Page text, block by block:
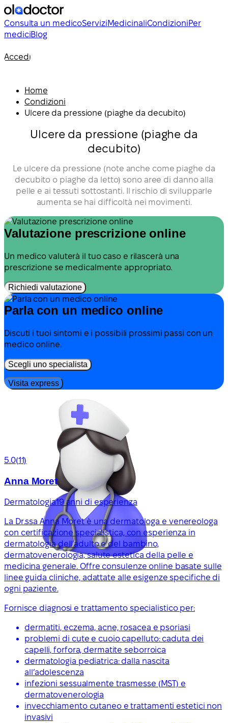
Consulta un medicoServiziMedicinaliCondizioniPer
mediciBlog
Accedi
Home
Condizioni
Ulcere da pressione (piaghe da decubito)
Ulcere da pressione (piaghe da
decubito)
Le ulcere da pressione (note anche come piaghe da
decubito o piaghe da letto) sono aree di danno alla
pelle e ai tessuti sottostanti. Il rischio di svilupparle
aumenta se hai difficoltà nei movimenti.
Valutazione prescrizione online
Un medico valuterà il tuo caso e rilascerà una
prescrizione se medicalmente appropriato.
Richiedi valutazione
Parla con un medico online
Discuti i tuoi sintomi e i possibili prossimi passi con un
medico online.
Scegli uno specialista
Visita express
5.0(11)
Anna Moret
Dermatologia19 anni di esperienza
La Dr.ssa Anna Moret è una dermatologa e venereologa
con certificazione specialistica, con esperienza in
dermatologia dell’adulto e del bambino,
dermatovenerologia, salute estetica della pelle e
medicina generale. Offre consulenze online basate sulle
linee guida cliniche, adattate alle esigenze specifiche di
ogni paziente.
Fornisce diagnosi e trattamento specialistico per:
dermatiti, eczema, acne, rosacea e psoriasi
problemi di cute e cuoio capelluto: caduta dei
capelli, forfora, dermatite seborroica
dermatologia pediatrica: dalla nascita
all’adolescenza
infezioni sessualmente trasmesse (MST) e
dermatovenerologia
invecchiamento cutaneo e trattamenti estetici non
invasivi